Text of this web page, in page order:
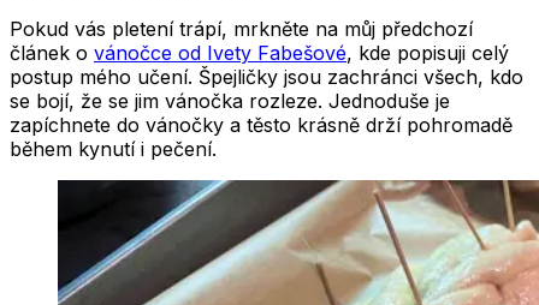
Pokud vás pletení trápí, mrkněte na můj předchozí
článek o vánočce od Ivety Fabešové, kde popisuji celý
postup mého učení. Špejličky jsou zachránci všech, kdo
se bojí, že se jim vánočka rozleze. Jednoduše je
zapíchnete do vánočky a těsto krásně drží pohromadě
během kynutí i pečení.